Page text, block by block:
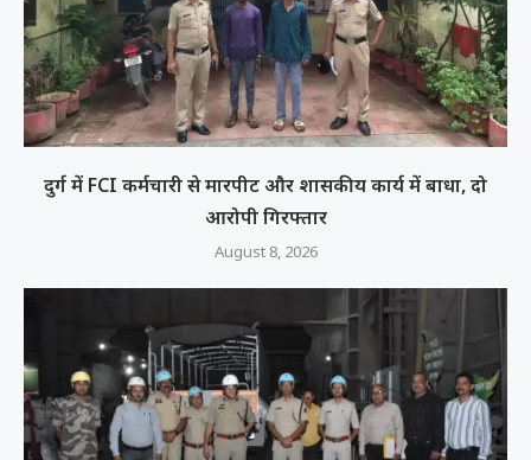
दुर्ग में FCI कर्मचारी से मारपीट और शासकीय कार्य में बाधा, दो
आरोपी गिरफ्तार
August 8, 2026